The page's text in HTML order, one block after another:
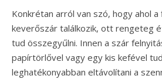
Konkrétan arról van szó, hogy ahol
keverőszár találkozik, ott rengeteg
tud összegyűlni. Innen a szár
papírtörlővel vagy egy kis kefével
leghatékonyabban eltávolítani a